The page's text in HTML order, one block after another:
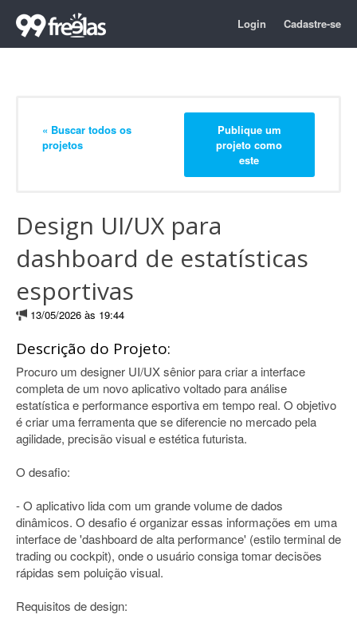
Login Cadastre-se
« Buscar todos os
projetos
Publique um
projeto como
este
Design UI/UX para
dashboard de estatísticas
esportivas
13/05/2026 às 19:44
Descrição do Projeto:
Procuro um designer UI/UX sênior para criar a interface
completa de um novo aplicativo voltado para análise
estatística e performance esportiva em tempo real. O objetivo
é criar uma ferramenta que se diferencie no mercado pela
agilidade, precisão visual e estética futurista.
O desafio:
- O aplicativo lida com um grande volume de dados
dinâmicos. O desafio é organizar essas informações em uma
interface de 'dashboard de alta performance' (estilo terminal de
trading ou cockpit), onde o usuário consiga tomar decisões
rápidas sem poluição visual.
Requisitos de design: